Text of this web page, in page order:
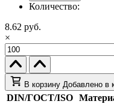
Количество:
8.62 руб.
×
В корзину Добавлено в
DIN/ГОСТ/ISO